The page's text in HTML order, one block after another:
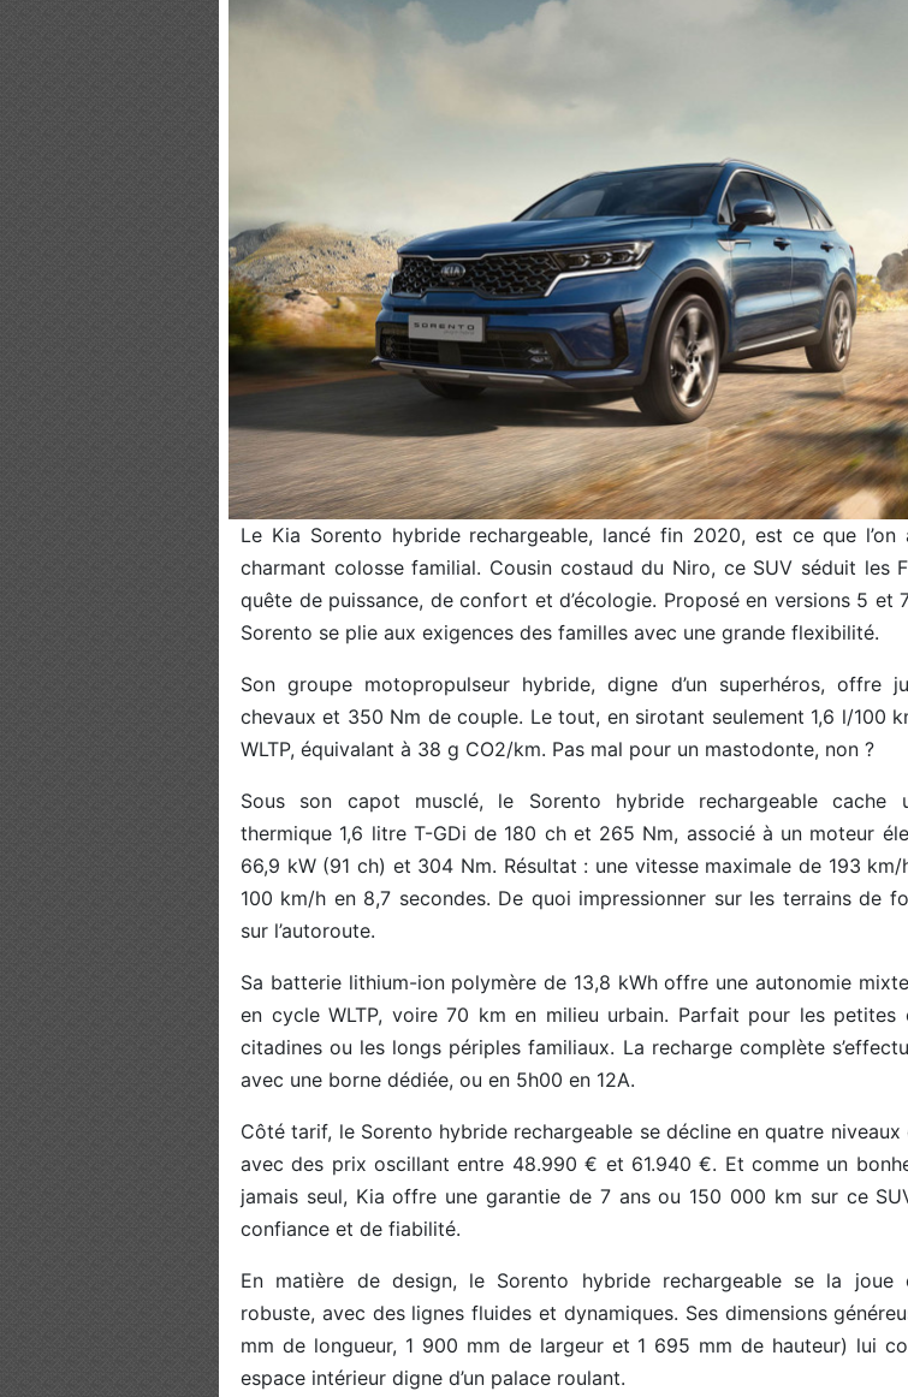
Le Kia Sorento hybride rechargeable, lancé fin 2020, est ce que l’on
charmant colosse familial. Cousin costaud du Niro, ce SUV séduit les
quête de puissance, de confort et d’écologie. Proposé en versions 5 et
Sorento se plie aux exigences des familles avec une grande flexibilité.
Son groupe motopropulseur hybride, digne d’un superhéros, offre
chevaux et 350 Nm de couple. Le tout, en sirotant seulement 1,6 l/100
WLTP, équivalant à 38 g CO2/km. Pas mal pour un mastodonte, non ?
Sous son capot musclé, le Sorento hybride rechargeable cache
thermique 1,6 litre T-GDi de 180 ch et 265 Nm, associé à un moteur
66,9 kW (91 ch) et 304 Nm. Résultat : une vitesse maximale de 193
100 km/h en 8,7 secondes. De quoi impressionner sur les terrains de
sur l’autoroute.
Sa batterie lithium-ion polymère de 13,8 kWh offre une autonomie
en cycle WLTP, voire 70 km en milieu urbain. Parfait pour les petites
citadines ou les longs périples familiaux. La recharge complète
avec une borne dédiée, ou en 5h00 en 12A.
Côté tarif, le Sorento hybride rechargeable se décline en quatre niveaux
avec des prix oscillant entre 48.990 € et 61.940 €. Et comme un
jamais seul, Kia offre une garantie de 7 ans ou 150 000 km sur ce
confiance et de fiabilité.
En matière de design, le Sorento hybride rechargeable se la joue
robuste, avec des lignes fluides et dynamiques. Ses dimensions
mm de longueur, 1 900 mm de largeur et 1 695 mm de hauteur) lui
espace intérieur digne d’un palace roulant.